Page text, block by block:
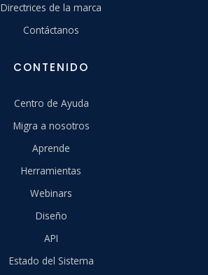
Directrices de la marca
Contáctanos
CONTENIDO
Centro de Ayuda
Migra a nosotros
Aprende
Herramientas
Webinars
Diseño
API
Estado del Sistema